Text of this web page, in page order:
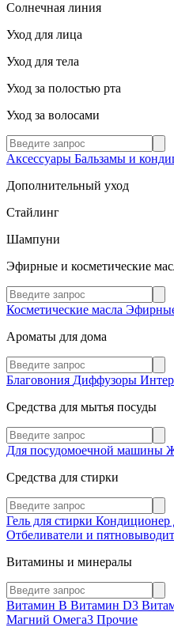
Солнечная линия
Уход для лица
Уход для тела
Уход за полостью рта
Уход за волосами
Аксессуары Бальзамы и
Дополнительный уход
Стайлинг
Шампуни
Эфирные и косметические
Косметические масла
Ароматы для дома
Благовония Диффузоры
Средства для мытья посуды
Для посудомоечной машины
Средства для стирки
Гель для стирки Кондиционер
Отбеливатели и
Витамины и минералы
Витамин В Витамин D3
Магний Омега3 Прочие